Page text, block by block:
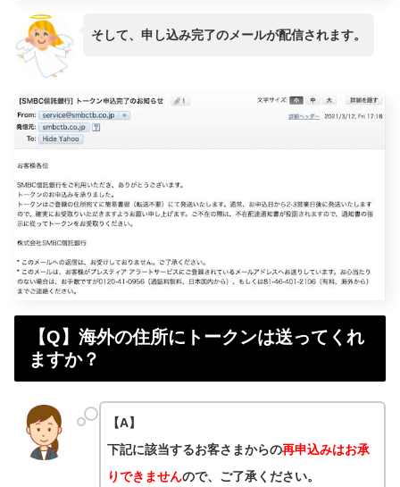
そして、申し込み完了のメールが配信されます。
【Q】海外の住所にトークンは送ってくれ
ますか？
【A】
下記に該当するお客さまからの再申込みはお承
りできませんので、ご了承ください。